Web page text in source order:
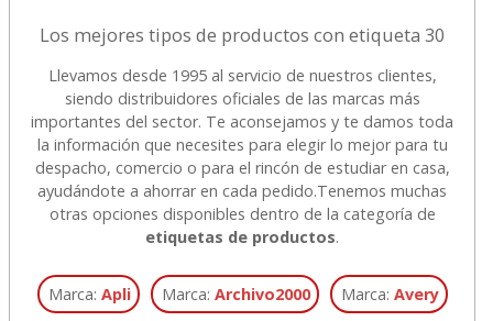
Los mejores tipos de productos con etiqueta 30
Llevamos desde 1995 al servicio de nuestros clientes,
siendo distribuidores oficiales de las marcas más
importantes del sector. Te aconsejamos y te damos toda
la información que necesites para elegir lo mejor para tu
despacho, comercio o para el rincón de estudiar en casa,
ayudándote a ahorrar en cada pedido.Tenemos muchas
otras opciones disponibles dentro de la categoría de
etiquetas de productos.
Marca: Apli Marca: Archivo2000 Marca: Avery